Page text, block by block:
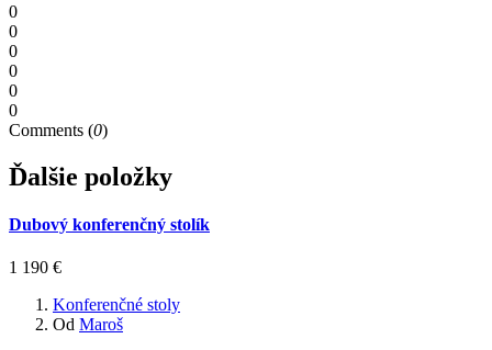
0
0
0
0
0
0
Comments (0)
Ďalšie položky
Dubový konferenčný stolík
1 190 €
Konferenčné stoly
Od Maroš